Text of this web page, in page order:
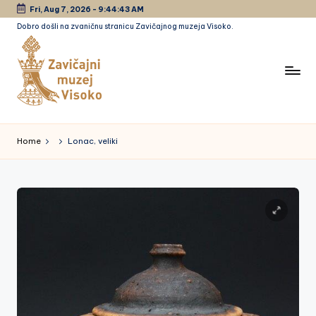
Skip
content
Fri, Aug 7, 2026 - 9:44:44 AM
Dobro došli na zvaničnu stranicu Zavičajnog muzeja Visoko.
a
vi
č
Home Lonac, veliki